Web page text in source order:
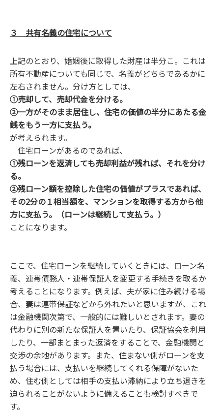
３ 共有名義の住宅について
上記のとおり、婚姻後に取得した財産は半分こ。これは
所有不動産についても同じで、名義がどちらであるかに
左右されません。分け方としては、
①売却して、売却代金を分ける。
②一方がそのまま居住し、住宅の価値の半分にあたる金
銭をもう一方に支払う。
が考えられます。
住宅ローンがあるのであれば、
①残ローンを返済しても売却利益が残れば、それを分け
る。
②残ローン額を控除した住宅の価値がプラスであれば、
その2分の１相当額を、マンションを取得する方から他
方に支払う。（ローンは継続して支払う。）
ことになります。
ここで、住宅ローンを継続していくときには、ローン名
義、連帯債務人・連帯保証人を変更する手続きを取るか
考えることになります。例えば、夫が家に住み続ける場
合、妻は連帯保証などから外れたいと思いますが、これ
は金融機関次第で、一般的には難しいとされます。妻の
代わりに別の新たな保証人を置いたり、保証協会を利用
したり、一部まとまった返済をすることで、金融機関と
交渉の余地があります。また、住まない側がローンを支
払う場合には、支払いを継続してくれる保障がないた
め、住む側としては相手の支払い滞納により立ち退きを
迫られることがないように備えることも検討すべきで
す。